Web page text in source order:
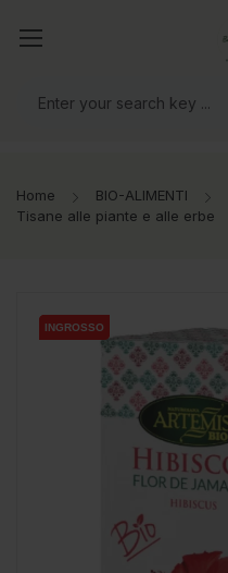
mondo!
Home BIO-ALIMENTI
Tisane alle piante e alle erbe
INGROSSO
INGROSSO
INGROSSO